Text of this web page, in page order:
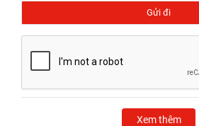
Xem thêm